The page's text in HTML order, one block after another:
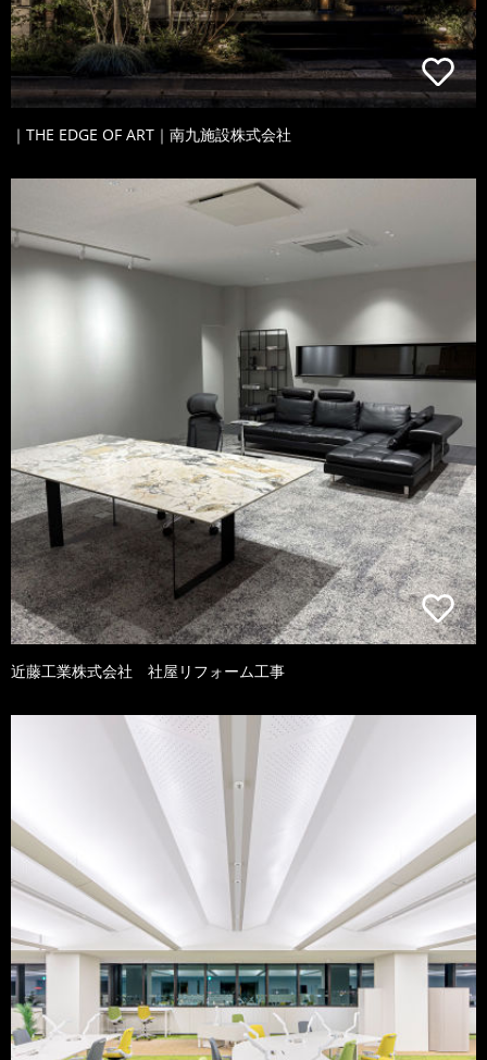
｜THE EDGE OF ART｜南九施設株式会社
近藤工業株式会社 社屋リフォーム工事